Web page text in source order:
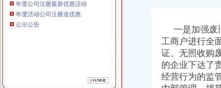
本站导航年度公司注册最新优惠活动
年度活动公司注册送优惠
公示公告
重庆鸽牌电线电缆有限公司 渝北10010万 (进出口权)
重庆傲志众达投资咨询有限责任公司 渝九1000万 （增资）
重庆臣夫商贸有限公司 （执照专让）
重庆奕欣锦诚商贸有限公司 渝九50万 （工商注册）
一是加强废
工商户进行全
证、无照收购
的企业下达了
经营行为的监